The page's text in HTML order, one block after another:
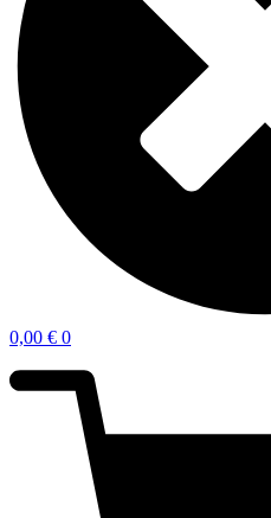
0,00 € 0